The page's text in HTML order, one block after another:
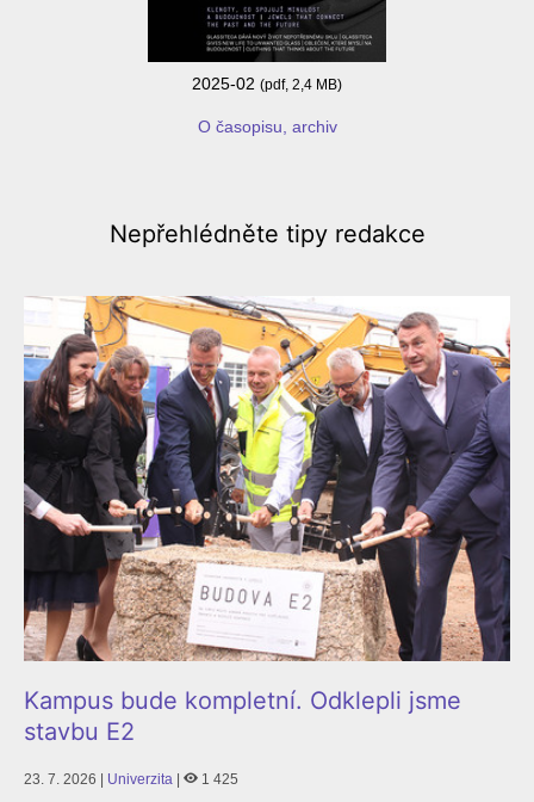
2025-02 (pdf, 2,4 MB)
O časopisu, archiv
Nepřehlédněte tipy redakce
Kampus bude kompletní. Odklepli jsme
stavbu E2
23. 7. 2026 | Univerzita 1 425